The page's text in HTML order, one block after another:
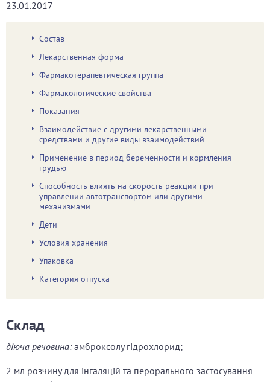
23.01.2017
Состав
Лекарственная форма
Фармакотерапевтическая группа
Фармакологические свойства
Показания
Взаимодействие с другими лекарственными
средствами и другие виды взаимодействий
Применение в период беременности и кормления
грудью
Способность влиять на скорость реакции при
управлении автотранспортом или другими
механизмами
Дети
Условия хранения
Упаковка
Категория отпуска
Склад
діюча речовина:амброксолу гідрохлорид;
2 мл розчину для інгаляцій та перорального застосування